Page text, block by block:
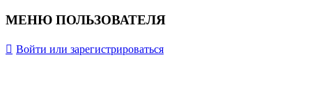
МЕНЮ ПОЛЬЗОВАТЕЛЯ
Войти или зарегистрироваться